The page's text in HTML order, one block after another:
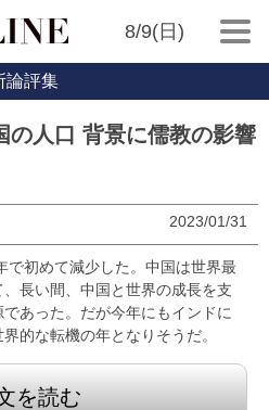
8/9(日)
論評集
の人口 背景に儒教の影響
2023/01/31
で初めて減少した。中国は世界最
長い間、中国と世界の成長を支
あった。だが今年にもインドに
的な転機の年となりそうだ。
を読む